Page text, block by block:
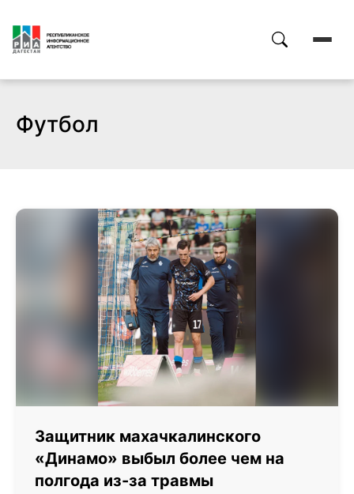
Футбол
Защитник махачкалинского
«Динамо» выбыл более чем на
полгода из-за травмы